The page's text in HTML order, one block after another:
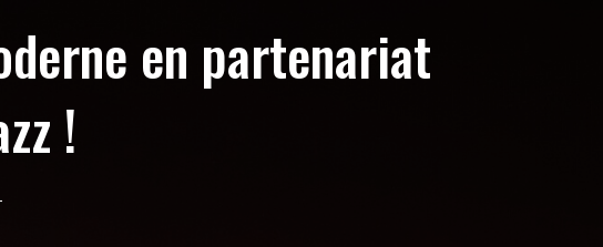
en partenariat
!